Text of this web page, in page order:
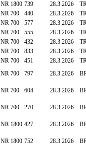
NR 1800 739 28.3.2026
NR 700 440 28.3.2026
NR 700 577 28.3.2026
NR 700 555 28.3.2026
NR 700 432 28.3.2026
NR 700 833 28.3.2026
NR 700 451 28.3.2026
NR 700 797 28.3.2026
NR 700 604 28.3.2026
NR 700 270 28.3.2026
NR 1800 427 28.3.2026
NR 1800 752 28.3.2026